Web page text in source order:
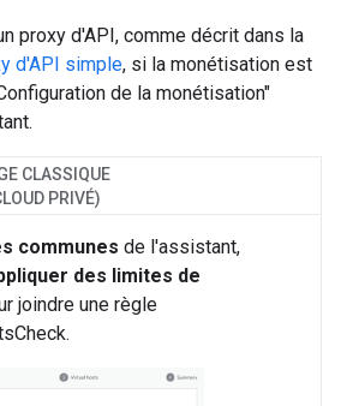
proxy d'API, comme décrit dans la
d'API simple, si la monétisation est
de la monétisation"
CLASSIQUE
PRIVÉ)
communes de l'assistant,
des limites de
joindre une règle